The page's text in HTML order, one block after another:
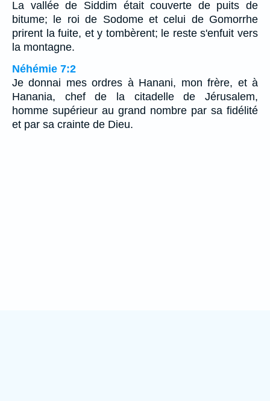
La vallée de Siddim était couverte de puits de
bitume; le roi de Sodome et celui de Gomorrhe
prirent la fuite, et y tombèrent; le reste s'enfuit vers
la montagne.
Néhémie 7:2
Je donnai mes ordres à Hanani, mon frère, et à
Hanania, chef de la citadelle de Jérusalem,
homme supérieur au grand nombre par sa fidélité
et par sa crainte de Dieu.